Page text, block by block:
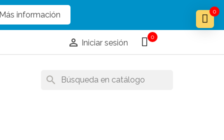
Más información
 Iniciar sesión
0
0
search